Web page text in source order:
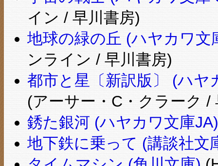
イン / 早川書房)
地球の緑の丘 (ハヤカワ
ンライン / 早川書房)
都市と星〔新訳版〕 (ハ
(アーサー・C・クラーク /
銹た銀河 (ハヤカワ文庫JA)
地下鉄に乗って (講談社文